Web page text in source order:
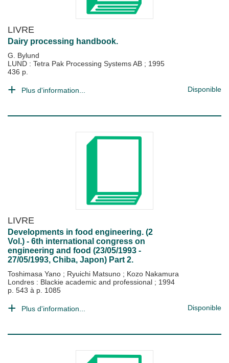
LIVRE
Dairy processing handbook.
G. Bylund
LUND : Tetra Pak Processing Systems AB ; 1995
436 p.
Plus d'information... Disponible
LIVRE
Developments in food engineering. (2
Vol.) - 6th international congress on
engineering and food (23/05/1993 -
27/05/1993, Chiba, Japon) Part 2.
Toshimasa Yano ; Ryuichi Matsuno ; Kozo Nakamura
Londres : Blackie academic and professional ; 1994
p. 543 à p. 1085
Plus d'information... Disponible